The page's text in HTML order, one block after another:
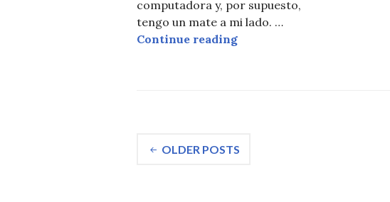
computadora y, por supuesto,
tengo un mate a mi lado. …
Continue readingUna Guía del Consultor de
Posts
OLDER POSTS